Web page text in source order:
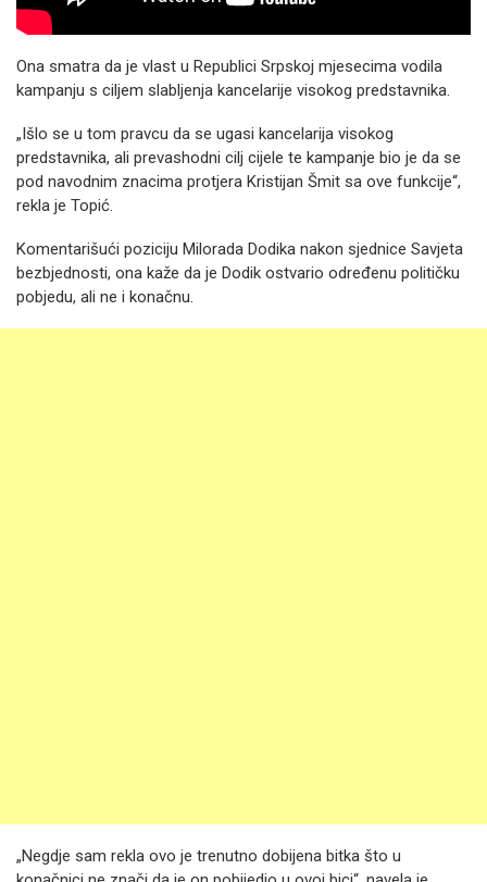
Ona smatra da je vlast u Republici Srpskoj mjesecima vodila
kampanju s ciljem slabljenja kancelarije visokog predstavnika.
„Išlo se u tom pravcu da se ugasi kancelarija visokog
predstavnika, ali prevashodni cilj cijele te kampanje bio je da se
pod navodnim znacima protjera Kristijan Šmit sa ove funkcije“,
rekla je Topić.
Komentarišući poziciju Milorada Dodika nakon sjednice Savjeta
bezbjednosti, ona kaže da je Dodik ostvario određenu političku
pobjedu, ali ne i konačnu.
„Negdje sam rekla ovo je trenutno dobijena bitka što u